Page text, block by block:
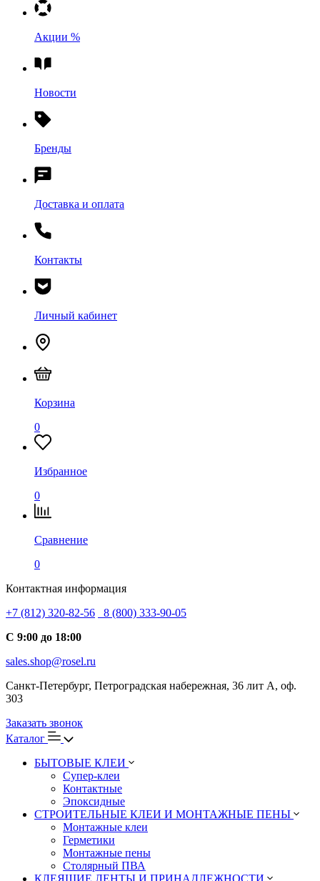
Акции %
Новости
Бренды
Доставка и оплата
Контакты
Личный кабинет
Корзина
0
Избранное
0
Сравнение
0
Контактная информация
+7 (812) 320-82-56
8 (800) 333-90-05
С 9:00 до 18:00
sales.shop@rosel.ru
Санкт-Петербург, Петроградская набережная, 36 лит А, оф.
303
Заказать звонок
Каталог
БЫТОВЫЕ КЛЕИ
Супер-клеи
Контактные
Эпоксидные
СТРОИТЕЛЬНЫЕ КЛЕИ И МОНТАЖНЫЕ ПЕНЫ
Монтажные клеи
Герметики
Монтажные пены
Столярный ПВА